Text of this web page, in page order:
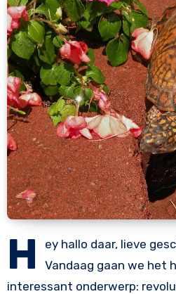
H
ey hallo daar, lieve
Vandaag gaan we het
interessant onderwerp: